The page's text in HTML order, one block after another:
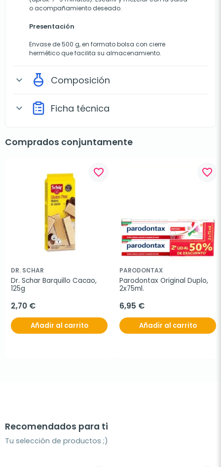
o acompañamiento deseado.
Presentación
Envase de 500 g, en formato bolsa con cierre
hermético que facilita su almacenamiento.
expand_more Composición
expand_more Ficha técnica
Comprados conjuntamente
favorite_border
DR. SCHAR
Dr. Schar Barquillo Cacao,
125g
2,70 €
Añadir al carrito
favorite_border
PARODONTAX
Parodontax Original Duplo,
2x75ml.
6,95 €
Añadir al carrito
Recomendados para ti
Tu selección de productos ;)